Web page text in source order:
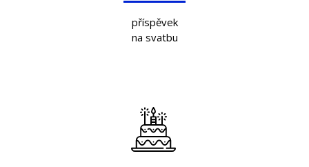
příspěvek
na svatbu